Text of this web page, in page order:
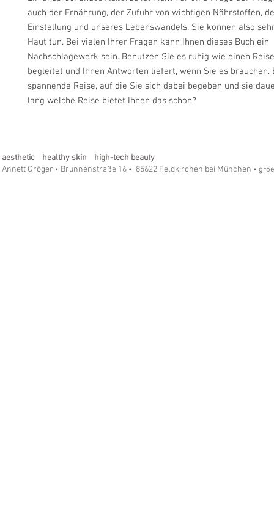
auch der Ernährung, der Zufuhr von wichtigen Nährstoffen,
Einstellung und unseres Lebenswandels. Sie können also
Haut tun. Bei vielen Ihrer Fragen kann Ihnen dieses Buch ein
Nachschlagewerk sein. Benutzen Sie es ruhig wie einen
begleitet und Ihnen Antworten liefert, wenn Sie es brauchen.
spannende Reise, auf die Sie sich dabei begeben und sie
lang welche Reise bietet Ihnen das schon?
aesthetic healthy skin high-tech beauty
Annett Gröger • Brunnenstraße 16 • 85622 Feldkirchen bei München •